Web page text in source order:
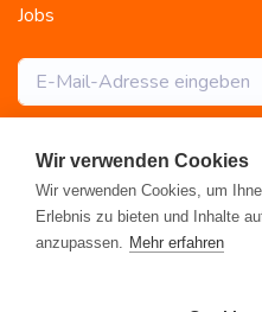
Jobs
Alle Jobs Blog
Wir verwenden Cookies
Wir verwenden Cookies, um
Erlebnis zu bieten und Inhalte
anzupassen. Mehr erfahren